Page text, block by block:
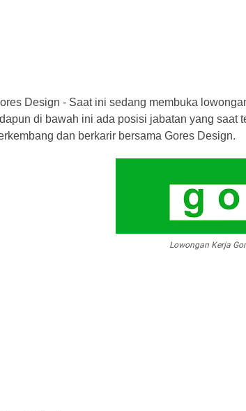
Design - Saat ini sedang membuka
di bawah ini ada posisi jabatan yang saat
dan berkarir bersama Gores Design.
Lowongan Kerja